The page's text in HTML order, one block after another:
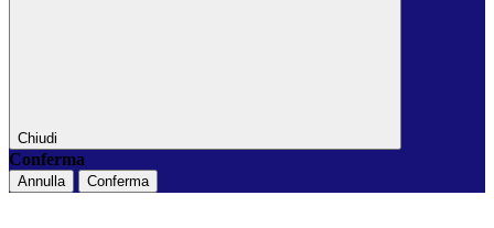
Chiudi
Conferma
Annulla Conferma